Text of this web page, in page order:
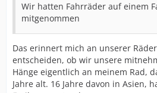
Wir hatten Fahrräder auf einem
mitgenommen
Das erinnert mich an unserer
entscheiden, ob wir unsere
Hänge eigentlich an meinem Rad,
Jahre alt. 16 Jahre davon in Asien,